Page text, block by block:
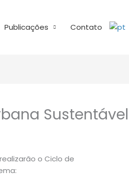
Publicações Contato
Sustentável
o Ciclo de